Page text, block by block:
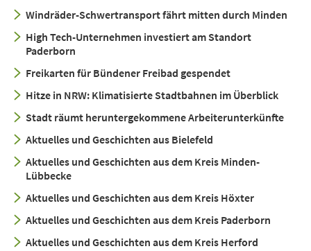
Windräder-Schwertransport fährt mitten durch Minden
High Tech-Unternehmen investiert am Standort
Paderborn
Freikarten für Bündener Freibad gespendet
Hitze in NRW: Klimatisierte Stadtbahnen im Überblick
Stadt räumt heruntergekommene Arbeiterunterkünfte
Aktuelles und Geschichten aus Bielefeld
Aktuelles und Geschichten aus dem Kreis Minden-
Lübbecke
Aktuelles und Geschichten aus dem Kreis Höxter
Aktuelles und Geschichten aus dem Kreis Paderborn
Aktuelles und Geschichten aus dem Kreis Herford